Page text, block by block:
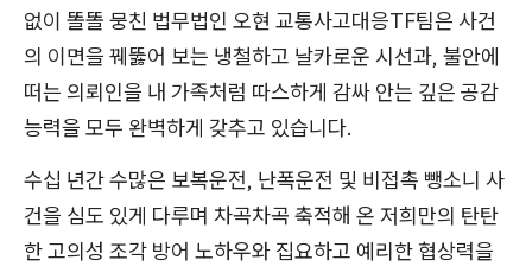
없이 똘똘 뭉친 법무법인 오현 교통사고대응TF팀은 사건
의 이면을 꿰뚫어 보는 냉철하고 날카로운 시선과, 불안에
떠는 의뢰인을 내 가족처럼 따스하게 감싸 안는 깊은 공감
능력을 모두 완벽하게 갖추고 있습니다.
수십 년간 수많은 보복운전, 난폭운전 및 비접촉 뺑소니 사
건을 심도 있게 다루며 차곡차곡 축적해 온 저희만의 탄탄
한 고의성 조각 방어 노하우와 집요하고 예리한 협상력을